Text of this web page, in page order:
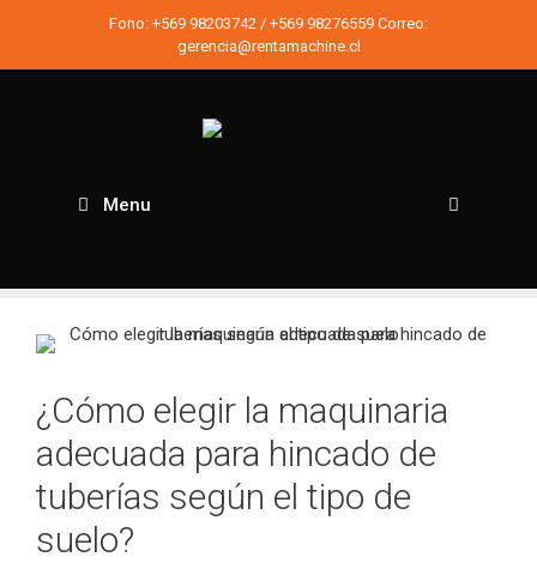
contenido
Fono: +569 98203742 / +569 98276559 Correo:
gerencia@rentamachine.cl
Menu
¿Cómo elegir la maquinaria
adecuada para hincado de
tuberías según el tipo de
suelo?